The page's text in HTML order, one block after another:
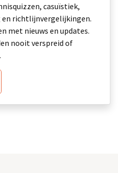
casuïstiek,
richtlijnvergelijkingen.
met nieuws en updates.
nooit verspreid of